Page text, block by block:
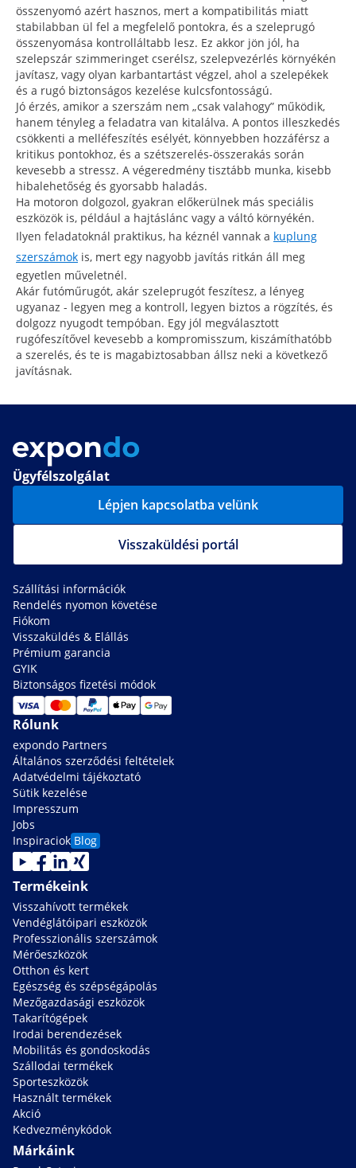
összenyomó azért hasznos, mert a kompatibilitás miatt
stabilabban ül fel a megfelelő pontokra, és a szeleprugó
összenyomása kontrolláltabb lesz. Ez akkor jön jól, ha
szelepszár szimmeringet cserélsz, szelepvezérlés környékén
javítasz, vagy olyan karbantartást végzel, ahol a szelepékek
és a rugó biztonságos kezelése kulcsfontosságú.
Jó érzés, amikor a szerszám nem „csak valahogy” működik,
hanem tényleg a feladatra van kitalálva. A pontos illeszkedés
csökkenti a melléfeszítés esélyét, könnyebben hozzáférsz a
kritikus pontokhoz, és a szétszerelés-összerakás során
kevesebb a stressz. A végeredmény tisztább munka, kisebb
hibalehetőség és gyorsabb haladás.
Ha motoron dolgozol, gyakran előkerülnek más speciális
eszközök is, például a hajtáslánc vagy a váltó környékén.
Ilyen feladatoknál praktikus, ha kéznél vannak a kuplung
szerszámok is, mert egy nagyobb javítás ritkán áll meg
egyetlen műveletnél.
Akár futóműrugót, akár szeleprugót feszítesz, a lényeg
ugyanaz - legyen meg a kontroll, legyen biztos a rögzítés, és
dolgozz nyugodt tempóban. Egy jól megválasztott
rugófeszítővel kevesebb a kompromisszum, kiszámíthatóbb
a szerelés, és te is magabiztosabban állsz neki a következő
javításnak.
Ügyfélszolgálat
Lépjen kapcsolatba velünk
Visszaküldési portál
Szállítási információk
Rendelés nyomon követése
Fiókom
Visszaküldés & Elállás
Prémium garancia
GYIK
Biztonságos fizetési módok
Rólunk
expondo Partners
Általános szerződési feltételek
Adatvédelmi tájékoztató
Sütik kezelése
Impresszum
Jobs
Inspiraciok Blog
Termékeink
Visszahívott termékek
Vendéglátóipari eszközök
Professzionális szerszámok
Mérőeszközök
Otthon és kert
Egészség és szépségápolás
Mezőgazdasági eszközök
Takarítógépek
Irodai berendezések
Mobilitás és gondoskodás
Szállodai termékek
Sporteszközök
Használt termékek
Akció
Kedvezménykódok
Márkáink